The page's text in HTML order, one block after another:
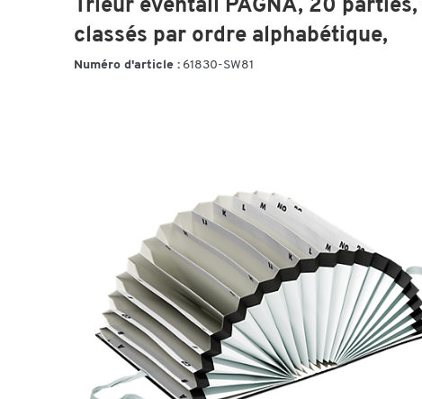
Trieur éventail PAGNA, 20
classés par ordre alphabétique,
Numéro d'article : 61830-SW81